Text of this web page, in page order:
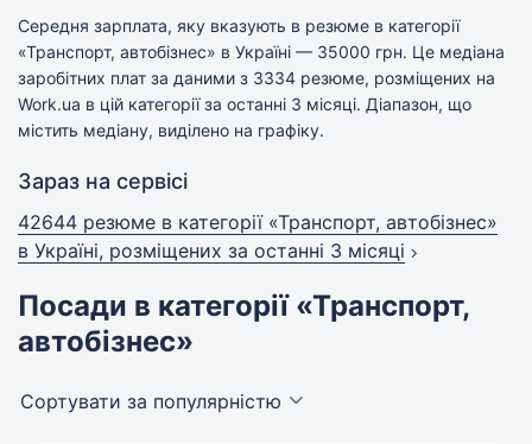
Середня зарплата, яку вказують в резюме в категорії
«Транспорт, автобізнес» в Україні — 35000 грн. Це медіана
заробітних плат за даними з 3334 резюме, розміщених на
Work.ua в цій категорії за останні 3 місяці. Діапазон, що
містить медіану, виділено на графіку.
Зараз на сервісі
42644 резюме в категорії «Транспорт, автобізнес»
в Україні, розміщених за останні 3 місяці
Посади в категорії «Транспорт,
автобізнес»
Сортувати за популярністю